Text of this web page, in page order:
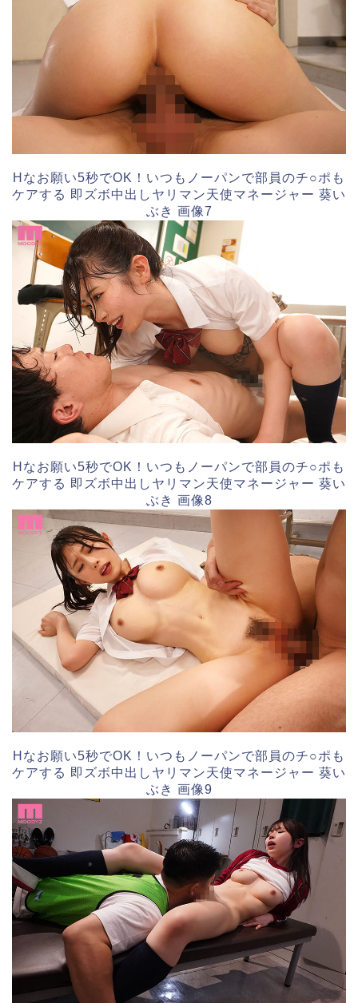
Hなお願い5秒でOK！いつもノーパンで部員のチ○ポも
ケアする 即ズボ中出しヤリマン天使マネージャー 葵い
ぶき 画像7
Hなお願い5秒でOK！いつもノーパンで部員のチ○ポも
ケアする 即ズボ中出しヤリマン天使マネージャー 葵い
ぶき 画像8
Hなお願い5秒でOK！いつもノーパンで部員のチ○ポも
ケアする 即ズボ中出しヤリマン天使マネージャー 葵い
ぶき 画像9